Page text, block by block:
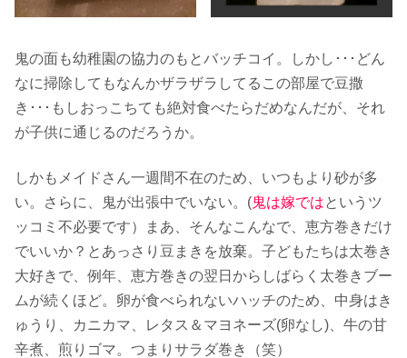
鬼の面も幼稚園の協力のもとバッチコイ。しかし･･･どん
なに掃除してもなんかザラザラしてるこの部屋で豆撒
き･･･もしおっこちても絶対食べたらだめなんだが、それ
が子供に通じるのだろうか。
しかもメイドさん一週間不在のため、いつもより砂が多
い。さらに、鬼が出張中でいない。(鬼は嫁ではというツ
ッコミ不必要です）まあ、そんなこんなで、恵方巻きだけ
でいいか？とあっさり豆まきを放棄。子どもたちは太巻き
大好きで、例年、恵方巻きの翌日からしばらく太巻きブー
ムが続くほど。卵が食べられないハッチのため、中身はき
ゅうり、カニカマ、レタス＆マヨネーズ(卵なし)、牛の甘
辛煮、煎りゴマ。つまりサラダ巻き（笑）